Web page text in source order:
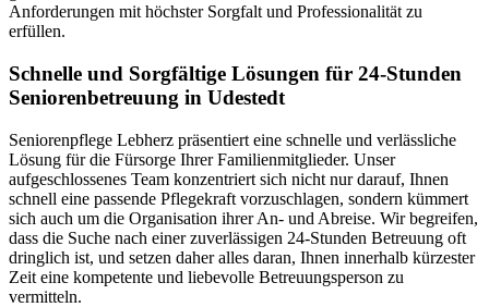
Anforderungen mit höchster Sorgfalt und Professionalität zu
erfüllen.
Schnelle und Sorgfältige Lösungen für 24-Stunden
Seniorenbetreuung in Udestedt
Seniorenpflege Lebherz präsentiert eine schnelle und verlässliche
Lösung für die Fürsorge Ihrer Familienmitglieder. Unser
aufgeschlossenes Team konzentriert sich nicht nur darauf, Ihnen
schnell eine passende Pflegekraft vorzuschlagen, sondern kümmert
sich auch um die Organisation ihrer An- und Abreise. Wir begreifen,
dass die Suche nach einer zuverlässigen 24-Stunden Betreuung oft
dringlich ist, und setzen daher alles daran, Ihnen innerhalb kürzester
Zeit eine kompetente und liebevolle Betreuungsperson zu
vermitteln.